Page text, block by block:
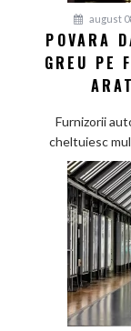
august
POVARA
GREU PE
Furnizorii
cheltuiesc